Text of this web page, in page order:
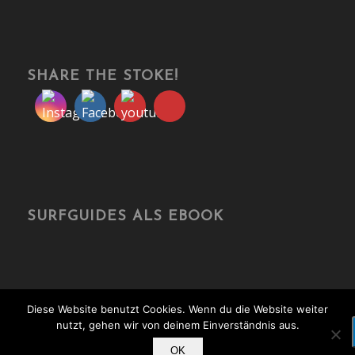
SHARE THE STOKE!
SURFGUIDES ALS EBOOK
© Copyright - travelonboards.de
Diese Website benutzt Cookies. Wenn du die Website weiter
nutzt, gehen wir von deinem Einverständnis aus.
OK